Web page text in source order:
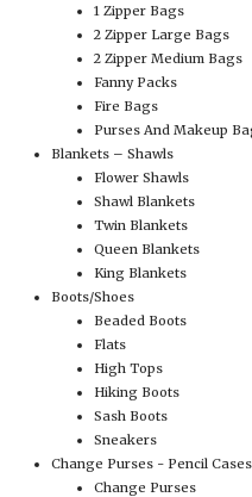
1 Zipper Bags
2 Zipper Large Bags
2 Zipper Medium Bags
Fanny Packs
Fire Bags
Purses And Makeup
Blankets – Shawls
Flower Shawls
Shawl Blankets
Twin Blankets
Queen Blankets
King Blankets
Boots/Shoes
Beaded Boots
Flats
High Tops
Hiking Boots
Sash Boots
Sneakers
Change Purses - Pencil Cases
Change Purses